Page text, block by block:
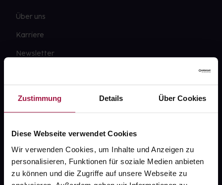
Zustimmung Details Über Cookies
Diese Webseite verwendet Cookies
Wir verwenden Cookies, um Inhalte und Anzeigen zu
personalisieren, Funktionen für soziale Medien anbieten
zu können und die Zugriffe auf unsere Webseite zu
Über uns
Karriere
Newsletter
Datenschutz
AGB
Impressum